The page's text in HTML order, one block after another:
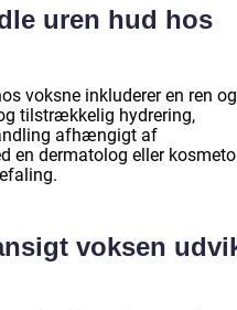
uren hud hos
voksne inkluderer en ren og
tilstrækkelig hydrering,
afhængigt af
en dermatolog eller
voksen